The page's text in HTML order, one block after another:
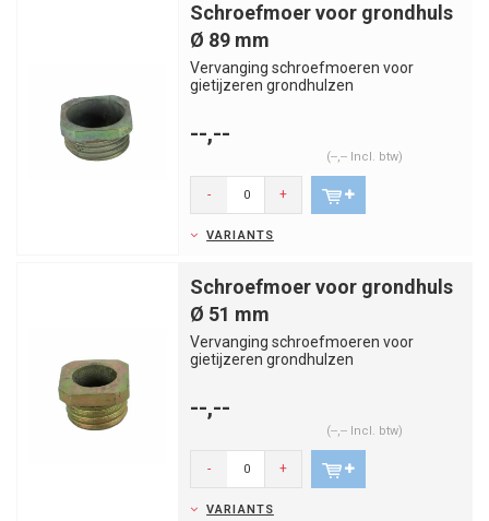
Schroefmoer voor grondhuls
Ø 89 mm
Vervanging schroefmoeren voor
gietijzeren grondhulzen
--,--
(--,-- Incl. btw)
- +
VARIANTS
Schroefmoer voor grondhuls
Ø 51 mm
Vervanging schroefmoeren voor
gietijzeren grondhulzen
--,--
(--,-- Incl. btw)
- +
VARIANTS